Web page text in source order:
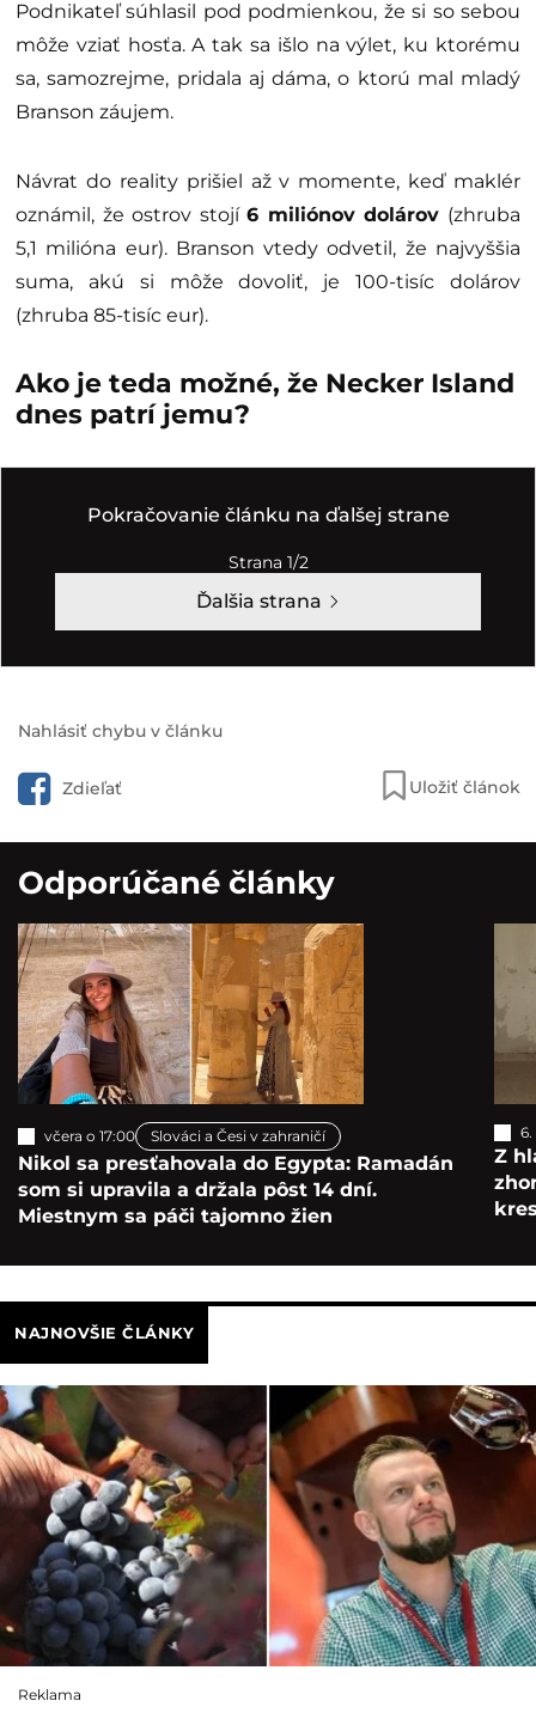
Podnikateľ súhlasil pod podmienkou, že si so sebou
môže vziať hosťa. A tak sa išlo na výlet, ku ktorému
sa, samozrejme, pridala aj dáma, o ktorú mal mladý
Branson záujem.
Návrat do reality prišiel až v momente, keď maklér
oznámil, že ostrov stojí6 miliónov dolárov (zhruba
5,1 milióna eur). Branson vtedy odvetil, že najvyššia
suma, akú si môže dovoliť, je 100-tisíc dolárov
(zhruba 85-tisíc eur).
Ako je teda možné, že Necker Island
dnes patrí jemu?
Pokračovanie článku na ďalšej strane
Strana 1/2
Ďalšia strana
Nahlásiť chybu v článku
Zdieľať Uložiť článok
Odporúčané články
včera o 17:00 Slováci a Česi v zahraničí
Nikol sa presťahovala do Egypta: Ramadán
som si upravila a držala pôst 14 dní.
Miestnym sa páči tajomno žien
Z
NAJNOVŠIE ČLÁNKY
Reklama